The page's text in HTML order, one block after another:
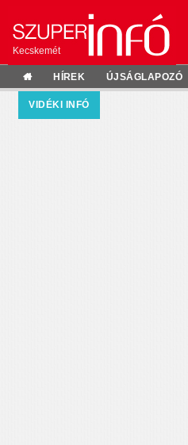
Kecskemét
HÍREK ÚJSÁGLAPOZÓ
VIDÉKI INFÓ